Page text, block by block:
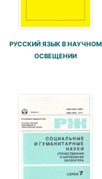
РУССКИЙ ЯЗЫК В НАУЧНОМ
ОСВЕЩЕНИИ